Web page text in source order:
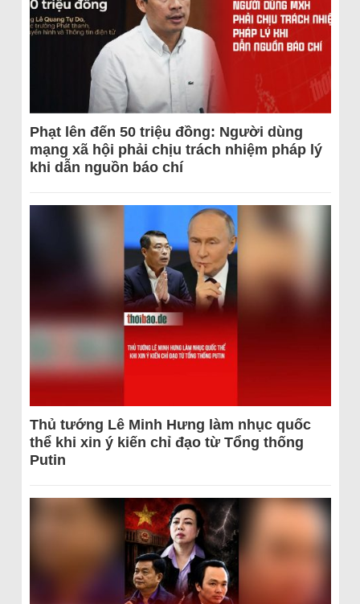
Phạt lên đến 50 triệu đồng: Người dùng
mạng xã hội phải chịu trách nhiệm pháp lý
khi dẫn nguồn báo chí
Thủ tướng Lê Minh Hưng làm nhục quốc
thể khi xin ý kiến chỉ đạo từ Tổng thống
Putin